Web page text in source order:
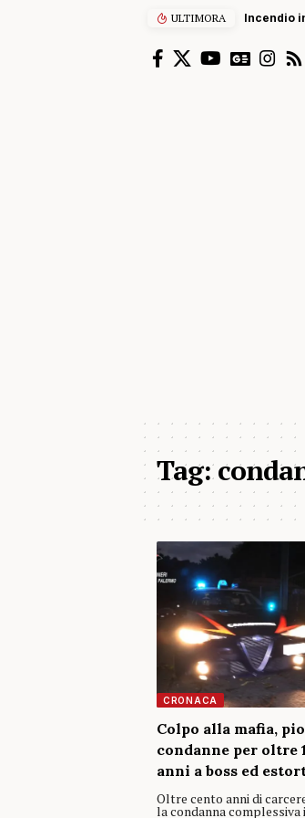
ULTIMORA Incendio
Tag:
CRONACA
Colpo alla mafia,
condanne per oltre
anni a boss ed
Oltre cento anni di
la condanna